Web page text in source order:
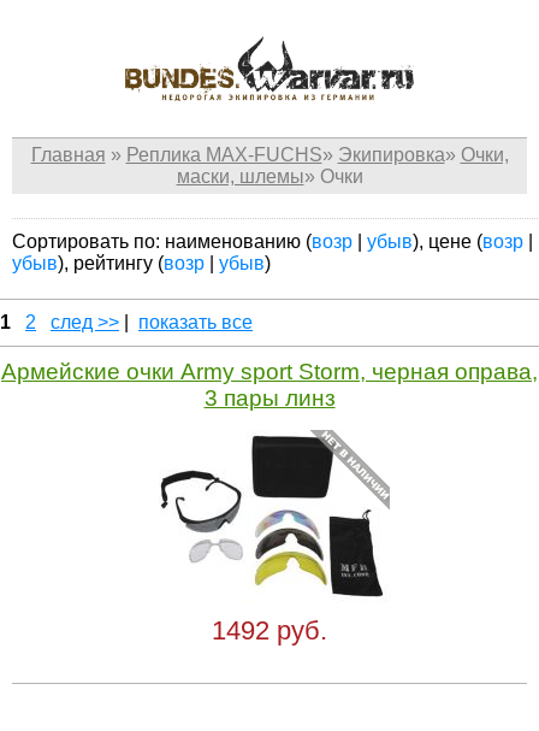
Главная » Реплика MAX-FUCHS» Экипировка» Очки,
маски, шлемы» Очки
Сортировать по: наименованию (возр убыв), цене (возр
убыв), рейтингу (возр убыв)
1 2 след >> показать все
Армейские очки Army sport Storm, черная оправа,
3 пары линз
1492 руб.